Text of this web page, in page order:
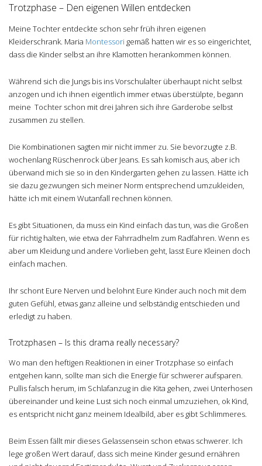
Trotzphase – Den eigenen Willen entdecken
Meine Tochter entdeckte schon sehr früh ihren eigenen
Kleiderschrank. Maria Montessori gemäß hatten wir es so eingerichtet,
dass die Kinder selbst an ihre Klamotten herankommen können.
Während sich die Jungs bis ins Vorschulalter überhaupt nicht selbst
anzogen und ich ihnen eigentlich immer etwas überstülpte, begann
meine Tochter schon mit drei Jahren sich ihre Garderobe selbst
zusammen zu stellen.
Die Kombinationen sagten mir nicht immer zu. Sie bevorzugte z.B.
wochenlang Rüschenrock über Jeans. Es sah komisch aus, aber ich
überwand mich sie so in den Kindergarten gehen zu lassen. Hätte ich
sie dazu gezwungen sich meiner Norm entsprechend umzukleiden,
hätte ich mit einem Wutanfall rechnen können.
Es gibt Situationen, da muss ein Kind einfach das tun, was die Großen
für richtig halten, wie etwa der Fahrradhelm zum Radfahren. Wenn es
aber um Kleidung und andere Vorlieben geht, lasst Eure Kleinen doch
einfach machen.
Ihr schont Eure Nerven und belohnt Eure Kinder auch noch mit dem
guten Gefühl, etwas ganz alleine und selbständig entschieden und
erledigt zu haben.
Trotzphasen – Is this drama really necessary?
Wo man den heftigen Reaktionen in einer Trotzphase so einfach
entgehen kann, sollte man sich die Energie für schwerer aufsparen.
Pullis falsch herum, im Schlafanzug in die Kita gehen, zwei Unterhosen
übereinander und keine Lust sich noch einmal umzuziehen, ok Kind,
es entspricht nicht ganz meinem Idealbild, aber es gibt Schlimmeres.
Beim Essen fällt mir dieses Gelassensein schon etwas schwerer. Ich
lege großen Wert darauf, dass sich meine Kinder gesund ernähren